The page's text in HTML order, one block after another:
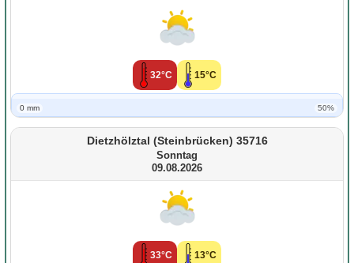
32°C 15°C
0 mm 50%
Dietzhölztal (Steinbrücken) 35716
Sonntag
09.08.2026
33°C 13°C